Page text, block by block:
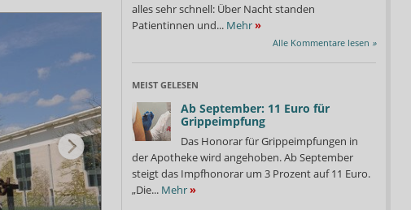
alles sehr schnell: Über Nacht standen
Patientinnen und... Mehr»
Alle Kommentare lesen »
MEIST GELESEN
Ab September: 11 Euro für
Grippeimpfung
Das Honorar für Grippeimpfungen in
der Apotheke wird angehoben. Ab September
steigt das Impfhonorar um 3 Prozent auf 11 Euro.
„Die... Mehr»